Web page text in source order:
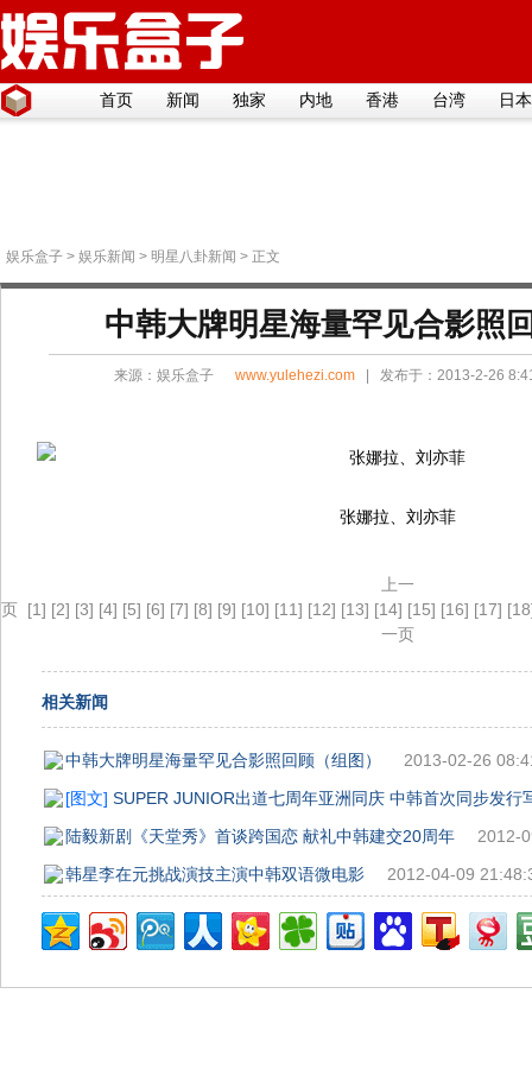
首页 新闻 独家 内地 香港 台湾 日本
娱乐盒子 > 娱乐新闻 > 明星八卦新闻 > 正文
中韩大牌明星海量罕见合影照
来源： 娱乐盒子 www.yulehezi.com | 发布于：2013-2-26
张娜拉、刘亦菲
上一
页 [1] [2] [3] [4] [5] [6] [7] [8] [9] [10] [11] [12] [13] [14] [15] [16] [17]
一页
相关新闻
中韩大牌明星海量罕见合影照回顾（组图）
2013-02-26
[图文] SUPER JUNIOR出道七周年亚洲同庆 中韩首次同步发行
陆毅新剧《天堂秀》首谈跨国恋 献礼中韩建交20周年
2012-
韩星李在元挑战演技主演中韩双语微电影
2012-04-09